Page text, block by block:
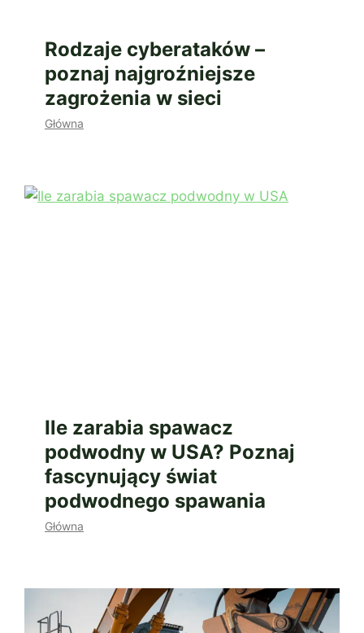
Rodzaje cyberataków –
poznaj najgroźniejsze
zagrożenia w sieci
Główna
Ile zarabia spawacz
podwodny w USA? Poznaj
fascynujący świat
podwodnego spawania
Główna